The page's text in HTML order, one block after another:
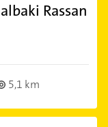
Rassan
5,1 km